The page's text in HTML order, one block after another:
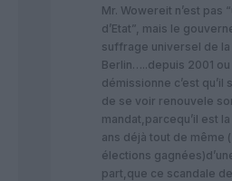
Mr. Wowereit n’est pas
d’Etat”, mais le
suffrage universel de
Berlin…..depuis 2001 ou
démissionne c’est qu’il
de se voir renouvele
mandat,parcequ’il est
ans déjà tout de même
élections
part,que ce scandale